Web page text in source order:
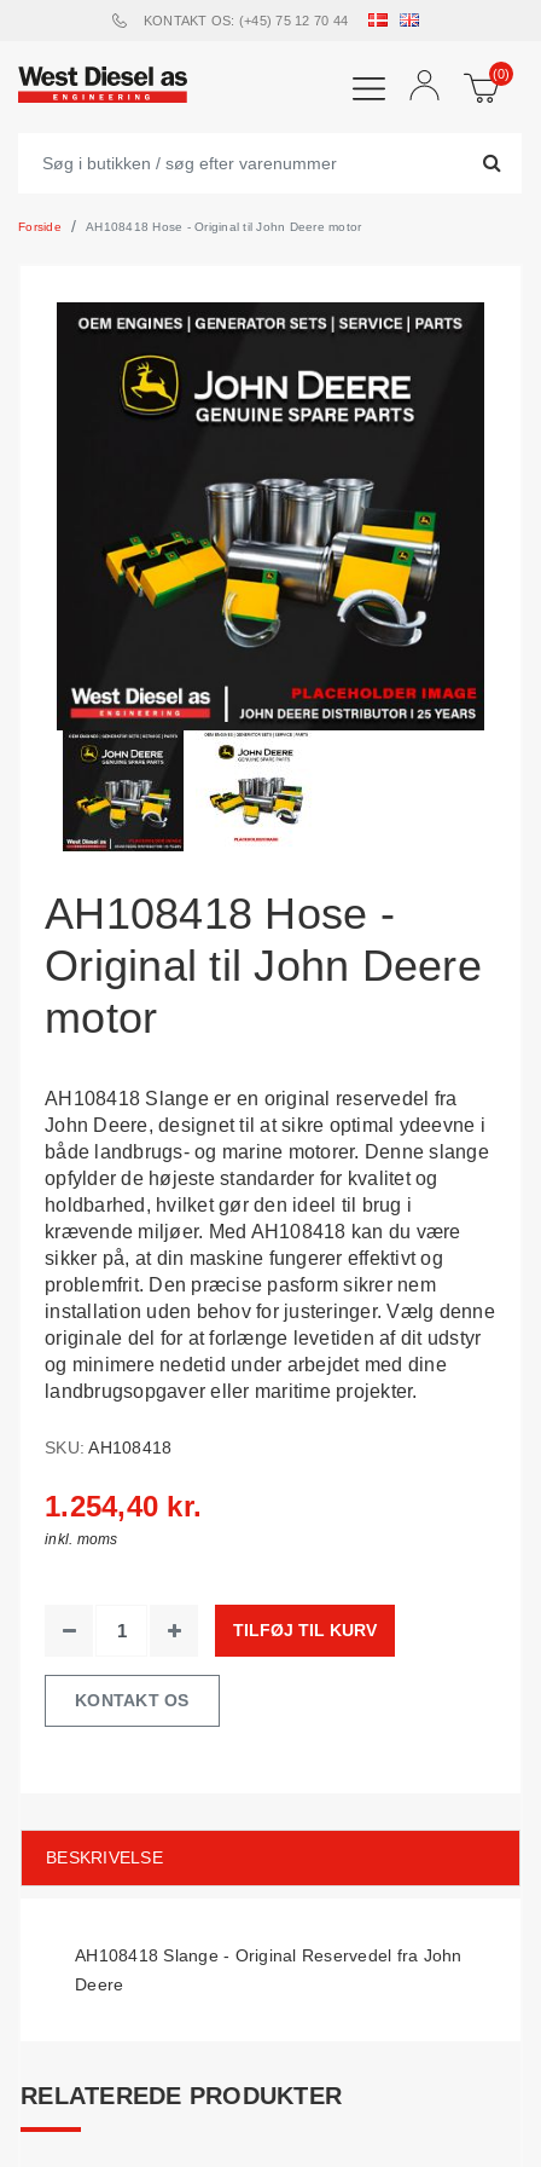
KONTAKT OS: (+45) 75 12 70 44
(0)
Forside AH108418 Hose - Original til John Deere motor
AH108418 Hose -
Original til John Deere
motor
AH108418 Slange er en original reservedel fra
John Deere, designet til at sikre optimal ydeevne i
både landbrugs- og marine motorer. Denne slange
opfylder de højeste standarder for kvalitet og
holdbarhed, hvilket gør den ideel til brug i
krævende miljøer. Med AH108418 kan du være
sikker på, at din maskine fungerer effektivt og
problemfrit. Den præcise pasform sikrer nem
installation uden behov for justeringer. Vælg denne
originale del for at forlænge levetiden af dit udstyr
og minimere nedetid under arbejdet med dine
landbrugsopgaver eller maritime projekter.
SKU: AH108418
1.254,40 kr.
inkl. moms
TILFØJ TIL KURV
KONTAKT OS
BESKRIVELSE
AH108418 Slange - Original Reservedel fra John
Deere
RELATEREDE PRODUKTER